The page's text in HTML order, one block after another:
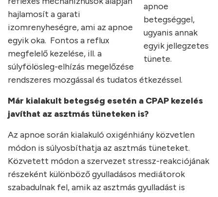
apnoe
betegséggel,
ugyanis annak
egyik jellegzetes
tünete.
hajlamosít a garati
izomrenyheségre, ami az apnoe
egyik oka. Fontos a reflux
megfelelő kezelése, ill. a
súlyfölösleg-elhízás megelőzése
rendszeres mozgással és tudatos étkezéssel.
Már kialakult betegség esetén a CPAP kezelés
javíthat az asztmás tüneteken is?
Az apnoe során kialakuló oxigénhiány közvetlen
módon is súlyosbíthatja az asztmás tüneteket.
Közvetett módon a szervezet stressz-reakciójának
részeként különböző gyulladásos mediátorok
szabadulnak fel, amik az asztmás gyulladást is